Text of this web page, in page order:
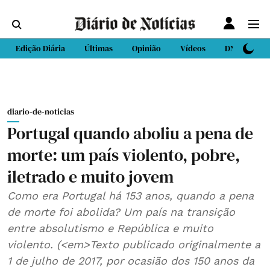
Edição Diária Últimas Opinião Vídeos DN Sport
diario-de-noticias
Portugal quando aboliu a pena de
morte: um país violento, pobre,
iletrado e muito jovem
Como era Portugal há 153 anos, quando a pena
de morte foi abolida? Um país na transição
entre absolutismo e República e muito
violento. (<em>Texto publicado originalmente a
1 de julho de 2017, por ocasião dos 150 anos da